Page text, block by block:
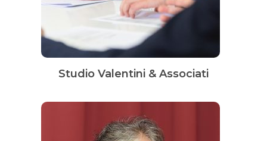
Studio Valentini & Associati